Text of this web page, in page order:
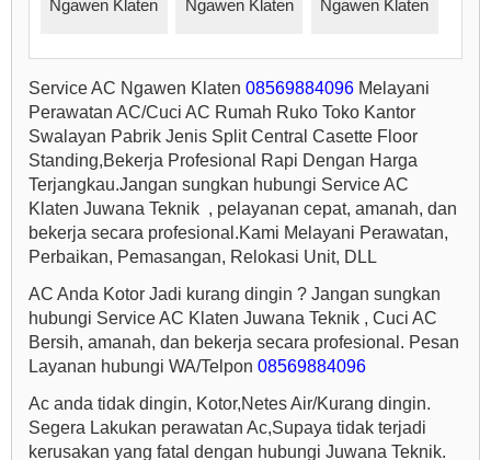
Service AC Ngawen Klaten 08569884096 Melayani
Perawatan AC/Cuci AC Rumah Ruko Toko Kantor
Swalayan Pabrik Jenis Split Central Casette Floor
Standing,Bekerja Profesional Rapi Dengan Harga
Terjangkau.Jangan sungkan hubungi Service AC
Klaten Juwana Teknik , pelayanan cepat, amanah, dan
bekerja secara profesional.Kami Melayani Perawatan,
Perbaikan, Pemasangan, Relokasi Unit, DLL
AC Anda Kotor Jadi kurang dingin ? Jangan sungkan
hubungi Service AC Klaten Juwana Teknik , Cuci AC
Bersih, amanah, dan bekerja secara profesional. Pesan
Layanan hubungi WA/Telpon 08569884096
Ac anda tidak dingin, Kotor,Netes Air/Kurang dingin.
Segera Lakukan perawatan Ac,Supaya tidak terjadi
kerusakan yang fatal dengan hubungi Juwana Teknik.